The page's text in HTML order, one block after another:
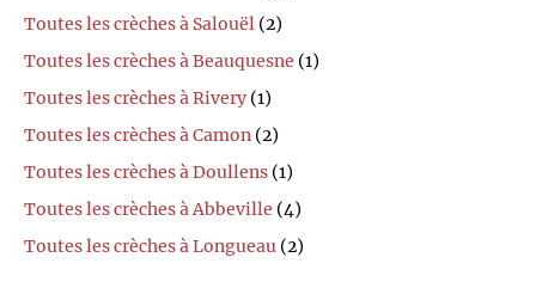
Toutes les crèches à Salouël (2)
Toutes les crèches à Beauquesne (1)
Toutes les crèches à Rivery (1)
Toutes les crèches à Camon (2)
Toutes les crèches à Doullens (1)
Toutes les crèches à Abbeville (4)
Toutes les crèches à Longueau (2)